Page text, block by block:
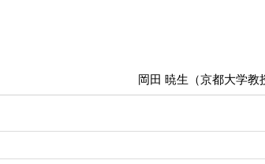
岡田 暁生（京都大学教